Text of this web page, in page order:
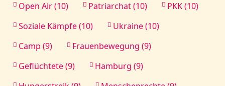
Open Air (10)
Patriarchat (10)
PKK (10)
Soziale Kämpfe (10)
Ukraine (10)
Camp (9)
Frauenbewegung (9)
Geflüchtete (9)
Hamburg (9)